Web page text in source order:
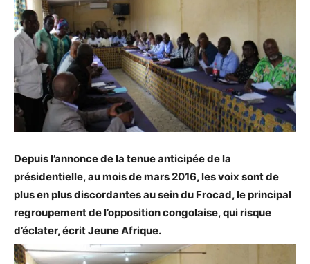
Depuis l’annonce de la tenue anticipée de la
présidentielle, au mois de mars 2016, les voix sont de
plus en plus discordantes au sein du Frocad, le principal
regroupement de l’opposition congolaise, qui risque
d’éclater, écrit Jeune Afrique.